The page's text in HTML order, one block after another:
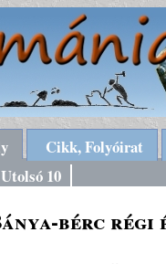
Cikk, Folyóirat
Utolsó 10
bérc